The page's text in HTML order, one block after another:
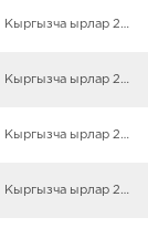
Кыргызча ырлар 2025
Кыргызча ырлар 2025
Кыргызча ырлар 2025
Кыргызча ырлар 2025